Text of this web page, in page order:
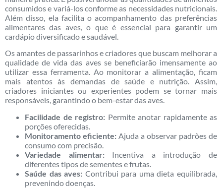
consumidos e variá-los conforme as necessidades nutricionais.
Além disso, ela facilita o acompanhamento das preferências
alimentares das aves, o que é essencial para garantir um
cardápio diversificado e saudável.
Os amantes de passarinhos e criadores que buscam melhorar a
qualidade de vida das aves se beneficiarão imensamente ao
utilizar essa ferramenta. Ao monitorar a alimentação, ficam
mais atentos às demandas de saúde e nutrição. Assim,
criadores iniciantes ou experientes podem se tornar mais
responsáveis, garantindo o bem-estar das aves.
Facilidade de registro: Permite anotar rapidamente as
porções oferecidas.
Monitoramento eficiente: Ajuda a observar padrões de
consumo com precisão.
Variedade alimentar:Incentiva a introdução de
diferentes tipos de sementes e frutas.
Saúde das aves: Contribui para uma dieta equilibrada,
prevenindo doenças.